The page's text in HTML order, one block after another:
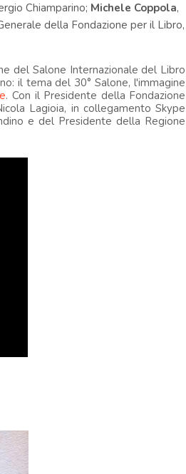
Chiamparino; Michele Coppola,
della Fondazione per il Libro,
del Salone Internazionale del Libro
il tema del 30° Salone, l'immagine
. Con il Presidente della Fondazione
Lagioia, in collegamento Skype
e del Presidente della Regione